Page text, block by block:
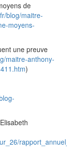
de
blog/maitre-
moyens-
une preuve
maitre-anthony-
)